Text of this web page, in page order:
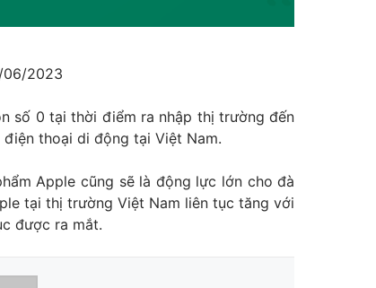
06/2023
số 0 tại thời điểm ra nhập thị trường đến
thoại di động tại Việt Nam.
Apple cũng sẽ là động lực lớn cho đà
tại thị trường Việt Nam liên tục tăng với
được ra mắt.